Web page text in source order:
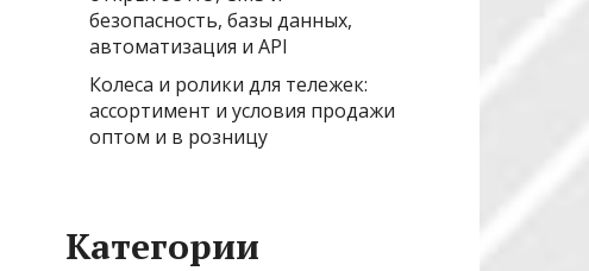
безопасность, базы данных,
автоматизация и API
Колеса и ролики для тележек:
ассортимент и условия продажи
оптом и в розницу
Категории